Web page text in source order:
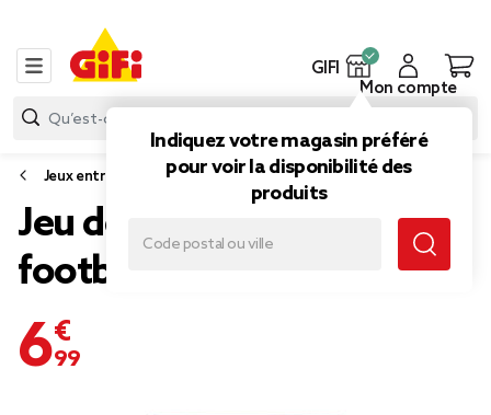
GIFI
Indiquez votre magasin préféré
pour voir la disponibilité des
produits
Mon compte
Jeux entre amis
Jeu de table hockey et
football en bois
6,99 €